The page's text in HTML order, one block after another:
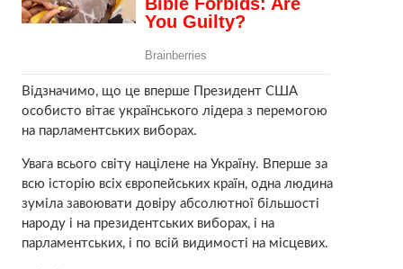
Відзначимо, що це вперше Президент США
особисто вітає українського лідера з перемогою
на парламентських виборах.
Увага всього світу націлене на Україну. Вперше за
всю історію всіх європейських країн, одна людина
зуміла завоювати довіру абсолютної більшості
народу і на президентських виборах, і на
парламентських, і по всій видимості на місцевих.